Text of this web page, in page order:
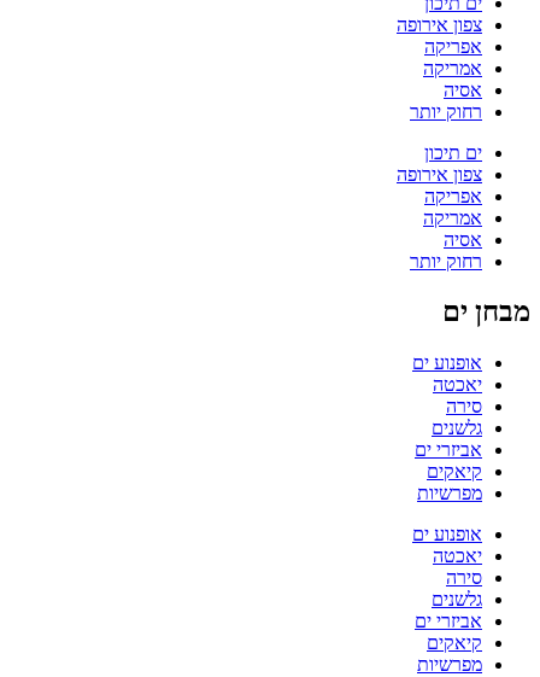
צפון אירופה
אפריקה
אמריקה
אסיה
רחוק יותר
ים תיכון
צפון אירופה
אפריקה
אמריקה
אסיה
רחוק יותר
מבחן ים
אופנוע ים
יאכטה
סירה
גלשנים
אביזרי ים
קיאקים
מפרשיות
אופנוע ים
יאכטה
סירה
גלשנים
אביזרי ים
קיאקים
מפרשיות